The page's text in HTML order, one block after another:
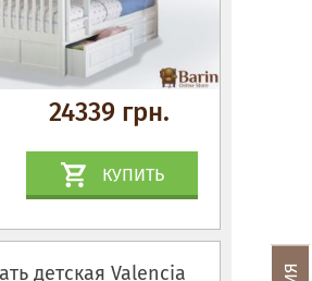
24339 грн.
КУПИТЬ
детская Valencia